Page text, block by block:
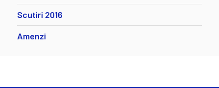
Scutiri 2016
Amenzi